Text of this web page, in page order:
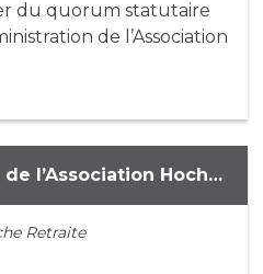
du quorum statutaire
de l’Association
Assemblée Générale de l’Association Hoche Retraite du 3 novembre 2020. Intervention sur le fonds en euros.
Retraite